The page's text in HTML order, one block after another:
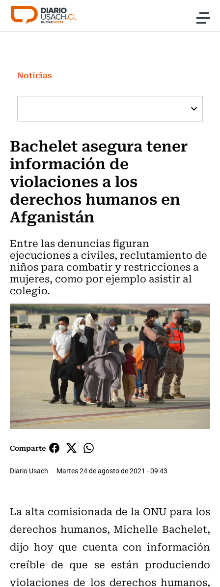
Click acá para ir directamente al contenido
Investigación
Cultura
Programas Radio y TV Usach
Noticias
Bachelet asegura tener
información de
violaciones a los
derechos humanos en
Afganistán
Entre las denuncias figuran
ejecuciones a civiles, reclutamiento de
niños para combatir y restricciones a
mujeres, como por ejemplo asistir al
colegio.
Comparte
Diario Usach Martes 24 de agosto de 2021 - 09:43
La alta comisionada de la ONU para los
derechos humanos, Michelle Bachelet,
dijo hoy que cuenta con información
creíble de que se están produciendo
violaciones de los derechos humanos,